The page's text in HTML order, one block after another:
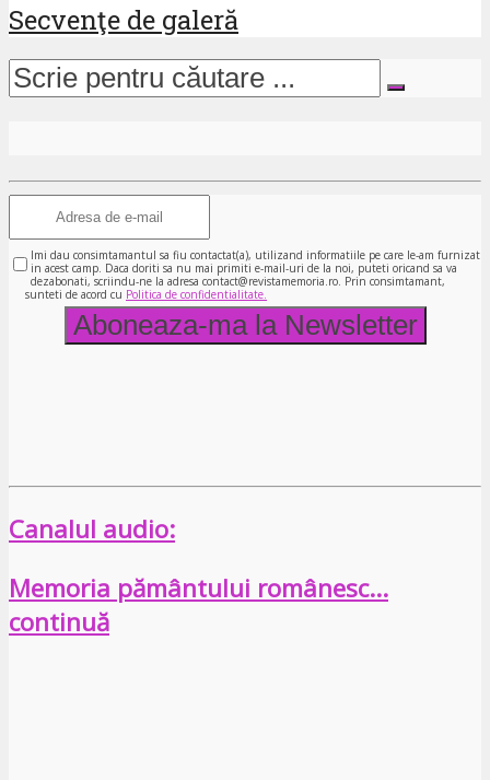
Secvenţe de galeră
Imi dau consimtamantul sa fiu contactat(a), utilizand informatiile pe care le-am furnizat
in acest camp. Daca doriti sa nu mai primiti e-mail-uri de la noi, puteti oricand sa va
dezabonati, scriindu-ne la adresa contact@revistamemoria.ro. Prin consimtamant,
sunteti de acord cu Politica de confidentialitate.
Canalul audio:
Memoria pământului românesc…
continuă